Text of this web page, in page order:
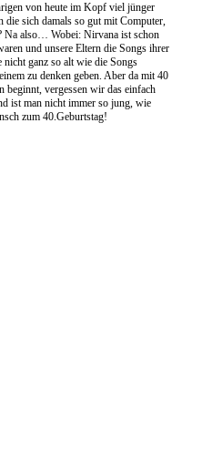
von heute im Kopf viel jünger
die sich damals so gut mit Computer,
Na also… Wobei: Nirvana ist schon
und unsere Eltern die Songs ihrer
nicht ganz so alt wie die Songs
zu denken geben. Aber da mit 40
beginnt, vergessen wir das einfach
ist man nicht immer so jung, wie
zum 40.Geburtstag!